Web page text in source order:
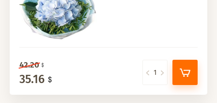
42.20
35.16